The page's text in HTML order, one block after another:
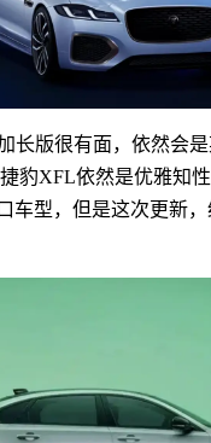
长版很有面，依然会是
捷豹XFL依然是优雅知
车型，但是这次更新